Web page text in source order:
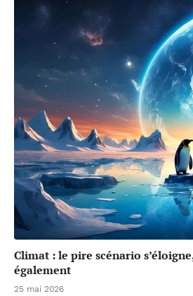
Climat : le pire scénario
également
25 mai 2026